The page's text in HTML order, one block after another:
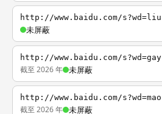
http://www.baidu.com/s?wd=liu
未屏蔽
http://www.baidu.com/s?wd=gay
截至 2026 年 未屏蔽
http://www.baidu.com/s?wd=mao
截至 2026 年 未屏蔽